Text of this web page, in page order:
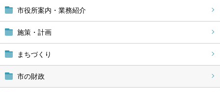
市役所案内・業務紹介
施策・計画
まちづくり
市の財政